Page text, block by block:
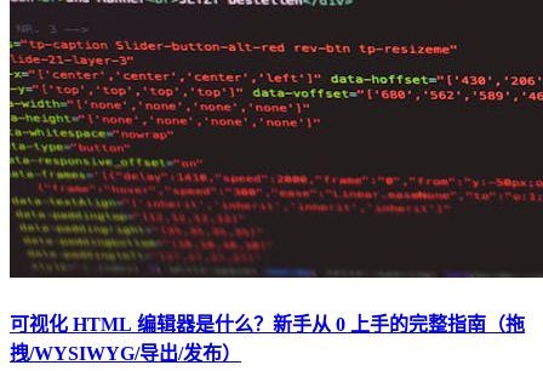
可视化 HTML 编辑器是什么？新手从 0 上手的完整指南（拖
拽/WYSIWYG/导出/发布）